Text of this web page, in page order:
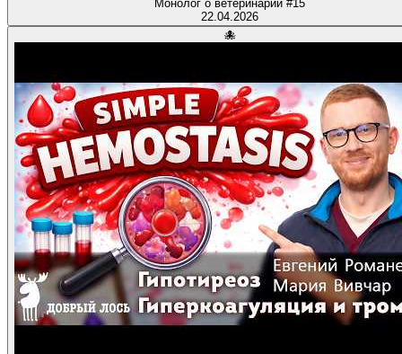
Монолог о ветеринарии #15
22.04.2026
🐙